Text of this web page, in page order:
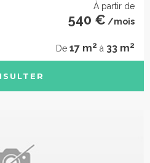
À partir de
540 € /mois
De 17 m2 à 33 m2